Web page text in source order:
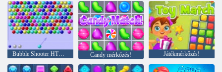
Bubble Shooter HTML5 Candy mérkőzés! Játékmérkőzés!